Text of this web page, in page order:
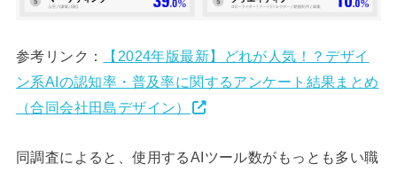
参考リンク：
【2024年版最新】どれが人気！？デザイ
ン系AIの認知率・普及率に関するアンケート結果まとめ
（合同会社田島デザイン）
同調査によると、使用するAIツール数がもっとも多い職